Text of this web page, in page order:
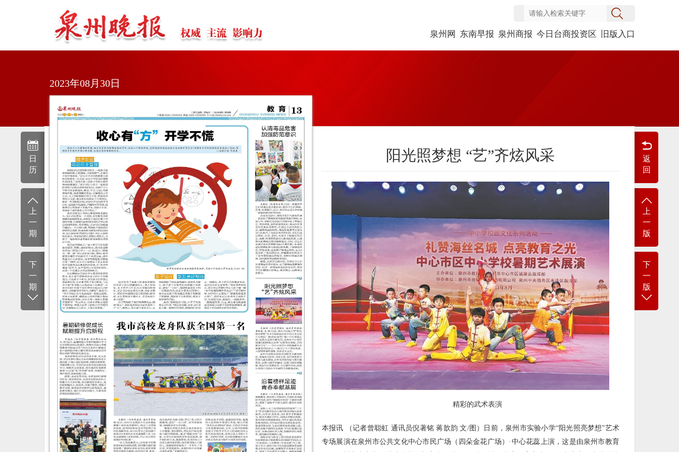
泉州网 东南早报 泉州商报 今日台商投资区 旧版入口
日
历
上
一
期
下
一
期
返
回
上
一
版
下
一
版
2023年08月30日
阳光照梦想 “艺”齐炫风采
精彩的武术表演
本报讯 （记者曾聪虹 通讯员倪著铭 蒋歆韵 文/图）日前，泉州市实验小学“阳光照亮梦想”艺术
专场展演在泉州市公共文化中心市民广场（四朵金花广场）·中心花蕊上演，这是由泉州市教育